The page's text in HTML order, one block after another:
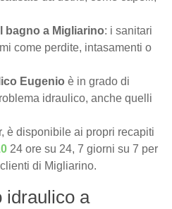
bagno a Migliarino: i sanitari
come perdite, intasamenti o
Eugenio è in grado di
idraulico, anche quelli
è disponibile ai propri recapiti
24 ore su 24, 7 giorni su 7 per
di Migliarino.
idraulico a